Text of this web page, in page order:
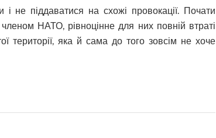
не піддаватися на схожі провокації. Почати
НАТО, рівноцінне для них повній втраті
території, яка й сама до того зовсім не хоче